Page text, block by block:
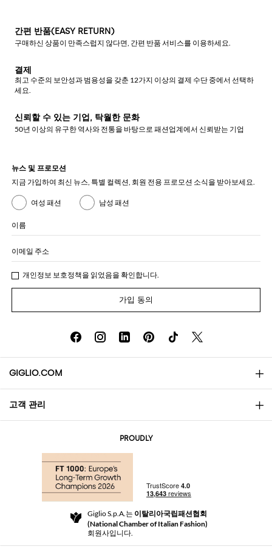
간편 반품(EASY RETURN)
구매하신 상품이 만족스럽지 않다면, 간편 반품 서비스를 이용하세요.
결제
최고 수준의 보안성과 범용성을 갖춘 12가지 이상의 결제 수단 중에서 선택하
세요.
신뢰할 수 있는 기업, 탁월한 문화
50년 이상의 유구한 역사와 전통을 바탕으로 패션업계에서 신뢰받는 기업
뉴스 및 프로모션
지금 가입하여 최신 뉴스, 특별 컬렉션, 회원 전용 프로모션 소식을 받아보세요.
여성 패션 남성 패션
이름
이메일 주소
개인정보 보호정책을 읽었음을 확인합니다.
가입 동의
GIGLIO.COM
소개
Community Store
고객 관리
반품 및 환불
For a safe shopping experience
Security Communication
PROUDLY
Giglio S.p.A.는 이탈리아국립패션협회
(National Chamber of Italian Fashion)
회원사입니다.